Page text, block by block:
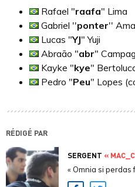
Rafael "raafa" Lima
Gabriel ''ponter''
Lucas "YJ" Yuji
Abraão "abr"
Kayke "kye"
Pedro "Peu" Lopes
RÉDIGÉ PAR
SERGENT «
« Omnia si perdas